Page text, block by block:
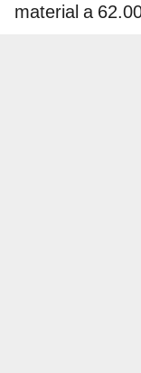
material a